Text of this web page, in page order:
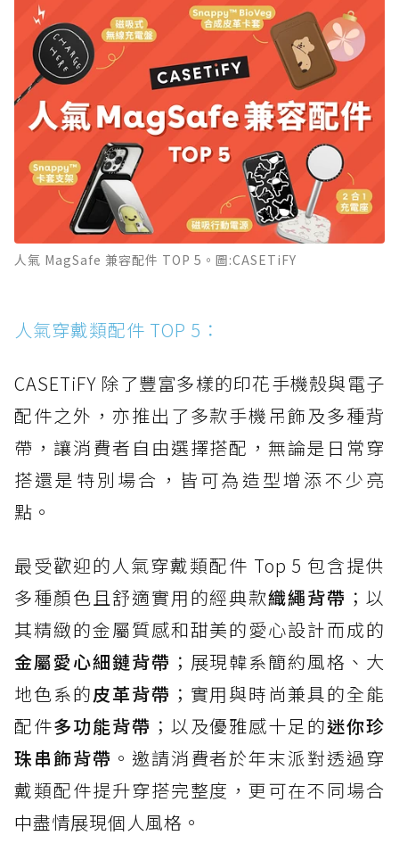
人氣 MagSafe 兼容配件 TOP 5。圖:CASETiFY
人氣穿戴類配件 TOP 5：
CASETiFY 除了豐富多樣的印花手機殼與電子
配件之外，亦推出了多款手機吊飾及多種背
帶，讓消費者自由選擇搭配，無論是日常穿
搭還是特別場合，皆可為造型增添不少亮
點。
最受歡迎的人氣穿戴類配件 Top 5 包含提供
多種顏色且舒適實用的經典款織繩背帶 ；以
其精緻的金屬質感和甜美的愛心設計而成的
金屬愛心細鏈背帶 ；展現韓系簡約風格、大
地色系的皮革背帶 ；實用與時尚兼具的全能
配件多功能背帶 ；以及優雅感十足的迷你珍
珠串飾背帶 。邀請消費者於年末派對透過穿
戴類配件提升穿搭完整度，更可在不同場合
中盡情展現個人風格。